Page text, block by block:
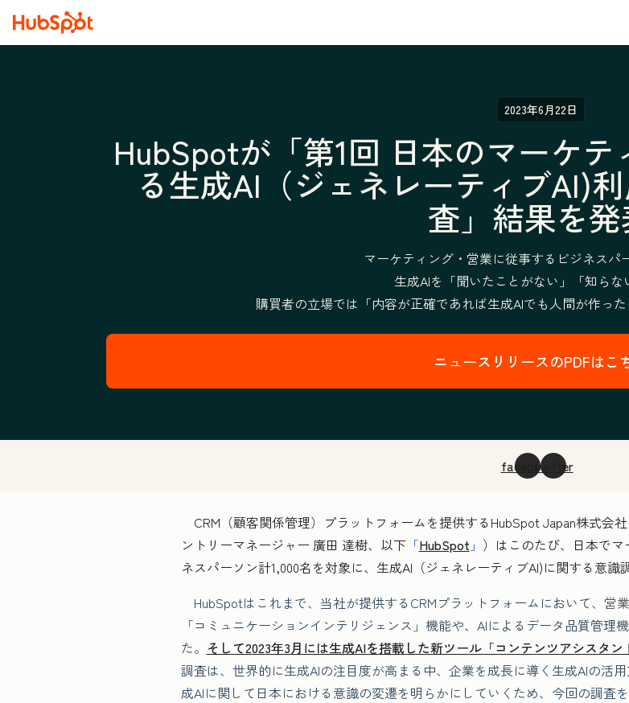
2023年6月22日
HubSpotが「第1回 日本のマーケ
る生成AI（ジェネレーティブAI)
査」結果を
マーケティング・営業に従事するビジネスパ
生成AIを「聞いたことがない」「知らな
購買者の立場では「内容が正確であれば生成AIでも人間が作っ
ニュースリリースのPDFはこ
facebooktwitter
CRM（顧客関係管理）プラットフォームを提供するHubSpot Japan株式会
ントリーマネージャー 廣田 達樹、以下 「HubSpot 」 ）はこのたび、日本で
ネスパーソン計1,000名を対象に、生成AI（ジェネレーティブAI)に関する意識
HubSpotはこれまで、当社が提供するCRMプラットフォームにおいて、 営
「コミュニケーションインテリジェンス」機能や、AIによるデータ品質管理
た。 そして2023年3月には生成AIを搭載した新ツール「コンテンツアシスタ
調査は、世界的に生成AIの注目度が高まる中、企業を成長に導く生成AIの活
成AIに関して日本における意識の変遷を明らかにしていくため、今回の調査